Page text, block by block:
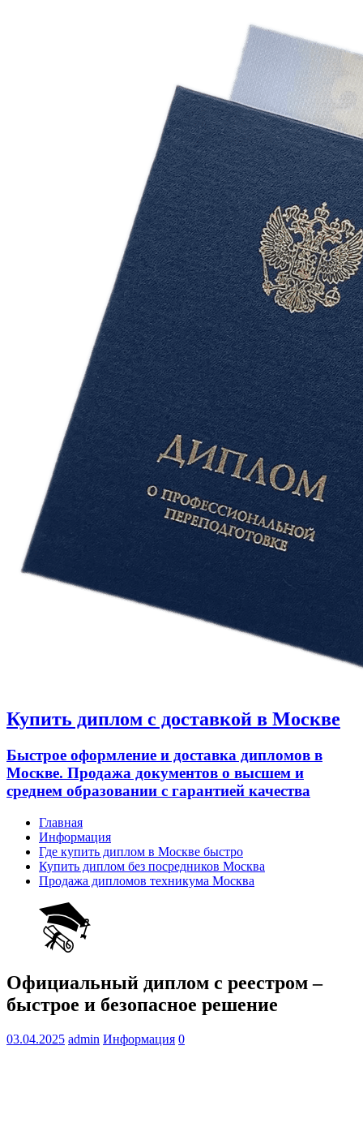
Купить диплом с доставкой в Москве
Быстрое оформление и доставка дипломов в
Москве. Продажа документов о высшем и
среднем образовании с гарантией качества
Главная
Информация
Где купить диплом в Москве быстро
Купить диплом без посредников Москва
Продажа дипломов техникума Москва
Официальный диплом с реестром –
быстрое и безопасное решение
03.04.2025 admin Информация 0